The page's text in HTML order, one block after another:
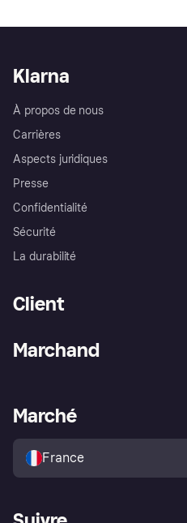
Klarna
À propos de nous
Carrières
Aspects juridiques
Presse
Confidentialité
Sécurité
La durabilité
Client
Explorez les magasins
Politique de protection de
l’acheteur Klarna
Marchand
Portail Marchand
Marché
France